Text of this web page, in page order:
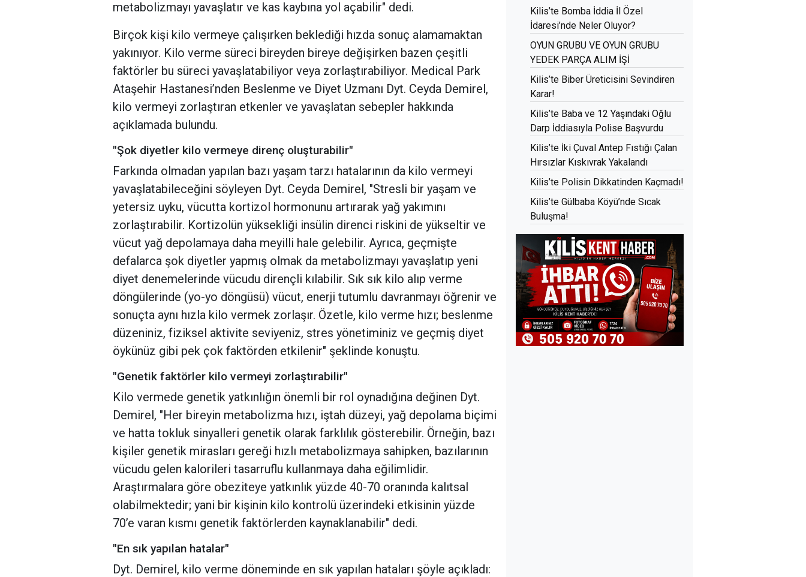
metabolizmayı yavaşlatır ve kas kaybına yol açabilir" dedi.
Birçok kişi kilo vermeye çalışırken beklediği hızda sonuç alamamaktan
yakınıyor. Kilo verme süreci bireyden bireye değişirken bazen çeşitli
faktörler bu süreci yavaşlatabiliyor veya zorlaştırabiliyor. Medical Park
Ataşehir Hastanesi’nden Beslenme ve Diyet Uzmanı Dyt. Ceyda Demirel,
kilo vermeyi zorlaştıran etkenler ve yavaşlatan sebepler hakkında
açıklamada bulundu.
"Şok diyetler kilo vermeye direnç oluşturabilir"
Farkında olmadan yapılan bazı yaşam tarzı hatalarının da kilo vermeyi
yavaşlatabileceğini söyleyen Dyt. Ceyda Demirel, "Stresli bir yaşam ve
yetersiz uyku, vücutta kortizol hormonunu artırarak yağ yakımını
zorlaştırabilir. Kortizolün yüksekliği insülin direnci riskini de yükseltir ve
vücut yağ depolamaya daha meyilli hale gelebilir. Ayrıca, geçmişte
defalarca şok diyetler yapmış olmak da metabolizmayı yavaşlatıp yeni
diyet denemelerinde vücudu dirençli kılabilir. Sık sık kilo alıp verme
döngülerinde (yo-yo döngüsü) vücut, enerji tutumlu davranmayı öğrenir ve
sonuçta aynı hızla kilo vermek zorlaşır. Özetle, kilo verme hızı; beslenme
düzeniniz, fiziksel aktivite seviyeniz, stres yönetiminiz ve geçmiş diyet
öykünüz gibi pek çok faktörden etkilenir" şeklinde konuştu.
"Genetik faktörler kilo vermeyi zorlaştırabilir"
Kilo vermede genetik yatkınlığın önemli bir rol oynadığına değinen Dyt.
Demirel, "Her bireyin metabolizma hızı, iştah düzeyi, yağ depolama biçimi
ve hatta tokluk sinyalleri genetik olarak farklılık gösterebilir. Örneğin, bazı
kişiler genetik mirasları gereği hızlı metabolizmaya sahipken, bazılarının
vücudu gelen kalorileri tasarruflu kullanmaya daha eğilimlidir.
Araştırmalara göre obeziteye yatkınlık yüzde 40-70 oranında kalıtsal
olabilmektedir; yani bir kişinin kilo kontrolü üzerindeki etkisinin yüzde
70’e varan kısmı genetik faktörlerden kaynaklanabilir" dedi.
"En sık yapılan hatalar"
Dyt. Demirel, kilo verme döneminde en sık yapılan hataları şöyle açıkladı:
Kilis’te Bomba İddia İl Özel
İdaresi’nde Neler Oluyor?
OYUN GRUBU VE OYUN GRUBU
YEDEK PARÇA ALIM İŞİ
Kilis’te Biber Üreticisini Sevindiren
Karar!
Kilis’te Baba ve 12 Yaşındaki Oğlu
Darp İddiasıyla Polise Başvurdu
Kilis’te İki Çuval Antep Fıstığı Çalan
Hırsızlar Kıskıvrak Yakalandı
Kilis’te Polisin Dikkatinden Kaçmadı!
Kilis’te Gülbaba Köyü’nde Sıcak
Buluşma!